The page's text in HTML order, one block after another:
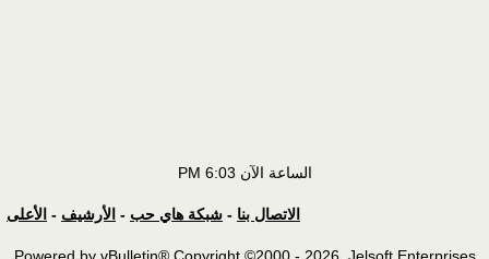
الساعة الآن6:03 PM
-شبكة هاي حب-الأرشيف-الأعلى